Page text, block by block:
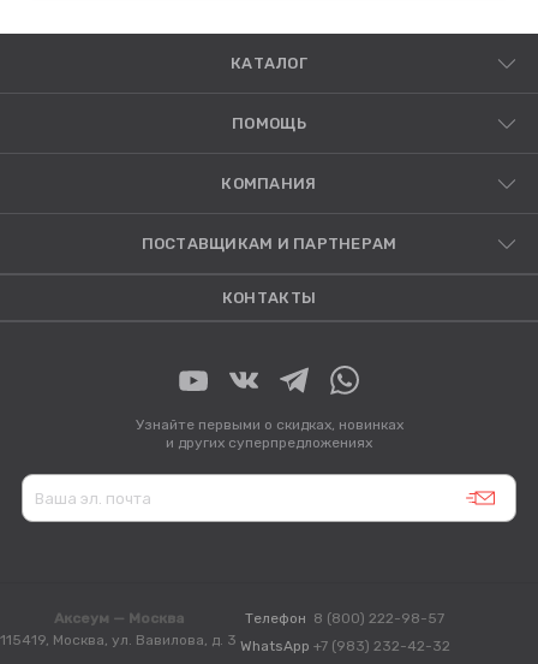
КАТАЛОГ
ПОМОЩЬ
КОМПАНИЯ
ПОСТАВЩИКАМ И ПАРТНЕРАМ
КОНТАКТЫ
Узнайте первыми о скидках, новинках
и других суперпредложениях
Аксеум — Москва
115419, Москва, ул. Вавилова, д. 3
Телефон 8 (800) 222-98-57
WhatsApp +7 (983) 232-42-32